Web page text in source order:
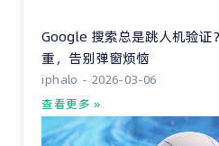
Google 搜索总是跳人机验证
重，告别弹窗烦恼
iphalo
2026-03-06
查看更多 »